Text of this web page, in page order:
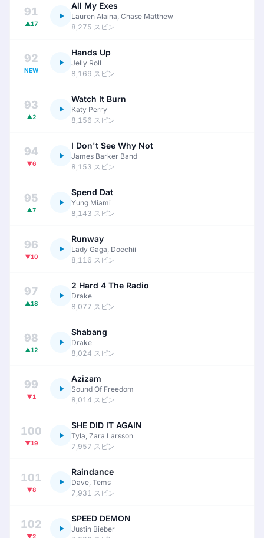
91
▲17
All My Exes
Lauren Alaina, Chase Matthew
8,275 スピン
92
NEW
Hands Up
Jelly Roll
8,169 スピン
93
▲2
Watch It Burn
Katy Perry
8,156 スピン
94
▼6
I Don't See Why Not
James Barker Band
8,153 スピン
95
▲7
Spend Dat
Yung Miami
8,143 スピン
96
▼10
Runway
Lady Gaga, Doechii
8,116 スピン
97
▲18
2 Hard 4 The Radio
Drake
8,077 スピン
98
▲12
Shabang
Drake
8,024 スピン
99
▼1
Azizam
Sound Of Freedom
8,014 スピン
100
▼19
SHE DID IT AGAIN
Tyla, Zara Larsson
7,957 スピン
101
▼8
Raindance
Dave, Tems
7,931 スピン
102
▼2
SPEED DEMON
Justin Bieber